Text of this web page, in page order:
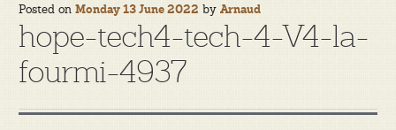
Posted on Monday 13 June 2022 by Arnaud
hope-tech4-tech-4-V4-la-
fourmi-4937